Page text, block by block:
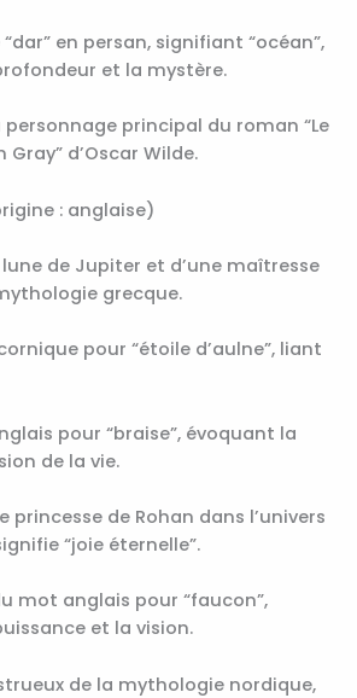
“dar” en persan, signifiant “océan”,
et la mystère.
personnage principal du roman “Le
d’Oscar Wilde.
: anglaise)
lune de Jupiter et d’une maîtresse
grecque.
pour “étoile d’aulne”, liant
pour “braise”, évoquant la
de la vie.
princesse de Rohan dans l’univers
“joie éternelle”.
mot anglais pour “faucon”,
et la vision.
de la mythologie nordique,